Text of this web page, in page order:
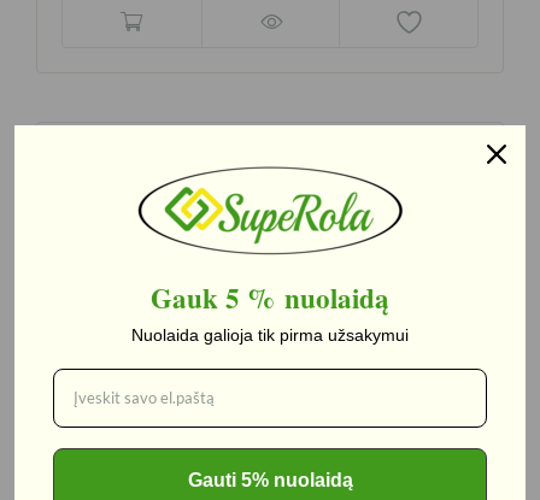
Product categories
Aliejus/balzaminiai Actai
Batonėliai/šokoladas
Dovanų Kuponas
Duonelės
Džiovinti Vaisiai, Uogos
Gauk 5 % nuolaidą
Nuolaida galioja tik pirma užsakymui
Gauti 5% nuolaidą